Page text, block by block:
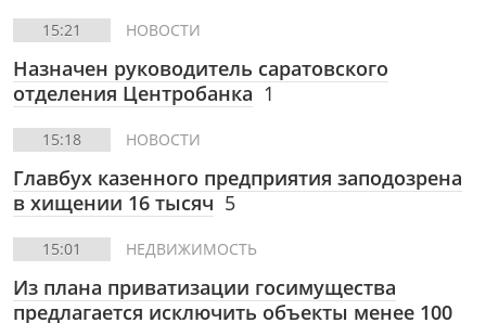
15:21 НОВОСТИ
Назначен руководитель саратовского
отделения Центробанка 1
15:18 НОВОСТИ
Главбух казенного предприятия заподозрена
в хищении 16 тысяч 5
15:01 НЕДВИЖИМОСТЬ
Из плана приватизации госимущества
предлагается исключить объекты менее 100